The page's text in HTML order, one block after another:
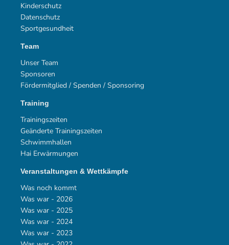
Kinderschutz
Datenschutz
Sportgesundheit
Team
Unser Team
Sponsoren
Fördermitglied / Spenden / Sponsoring
Training
Trainingszeiten
Geänderte Trainingszeiten
Schwimmhallen
Hai Erwärmungen
Veranstaltungen & Wettkämpfe
Was noch kommt
Was war - 2026
Was war - 2025
Was war - 2024
Was war - 2023